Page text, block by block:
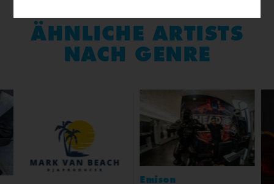
ÄHNLICHE ARTISTS
NACH GENRE
Emison